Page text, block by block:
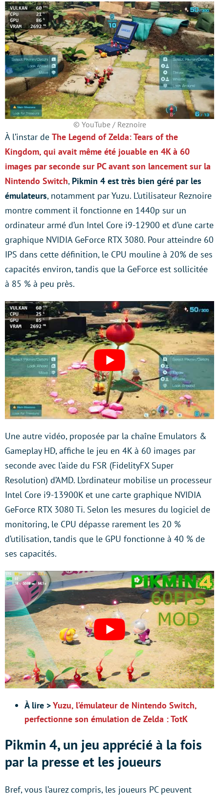
© YouTube / Reznoire
À l’instar de The Legend of Zelda: Tears of the
Kingdom, qui avait même été jouable en 4K à 60
images par seconde sur PC avant son lancement sur la
Nintendo Switch, Pikmin 4 est très bien géré par les
émulateurs, notamment par Yuzu. L’utilisateur Reznoire
montre comment il fonctionne en 1440p sur un
ordinateur armé d’un Intel Core i9-12900 et d’une carte
graphique NVIDIA GeForce RTX 3080. Pour atteindre 60
IPS dans cette définition, le CPU mouline à 20% de ses
capacités environ, tandis que la GeForce est sollicitée
à 85 % à peu près.
Une autre vidéo, proposée par la chaîne Emulators &
Gameplay HD, affiche le jeu en 4K à 60 images par
seconde avec l’aide du FSR (FidelityFX Super
Resolution) d’AMD. L’ordinateur mobilise un processeur
Intel Core i9-13900K et une carte graphique NVIDIA
GeForce RTX 3080 Ti. Selon les mesures du logiciel de
monitoring, le CPU dépasse rarement les 20 %
d’utilisation, tandis que le GPU fonctionne à 40 % de
ses capacités.
À lire >Yuzu, l’émulateur de Nintendo Switch,
perfectionne son émulation de Zelda : TotK
Pikmin 4, un jeu apprécié à la fois
par la presse et les joueurs
Bref, vous l’aurez compris, les joueurs PC peuvent